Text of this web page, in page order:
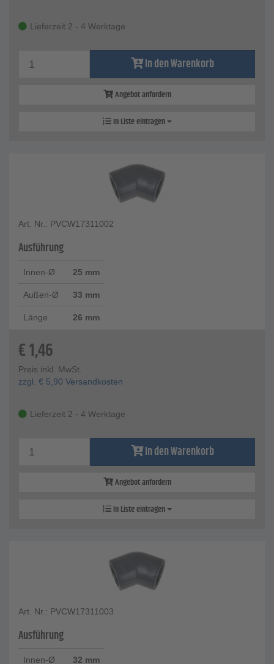
Lieferzeit 2 - 4 Werktage
In den Warenkorb
Angebot anfordern
In Liste eintragen
Art. Nr.: PVCW17311002
Ausführung
Innen-Ø 25 mm
Außen-Ø 33 mm
Länge 26 mm
€1,46
Preis inkl. MwSt.
zzgl. € 5,90 Versandkosten
Lieferzeit 2 - 4 Werktage
In den Warenkorb
Angebot anfordern
In Liste eintragen
Art. Nr.: PVCW17311003
Ausführung
Innen-Ø 32 mm